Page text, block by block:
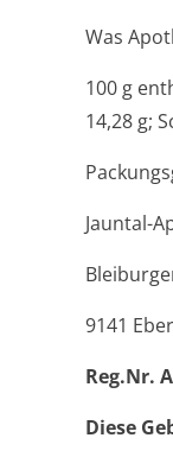
Was
100 g
14,28 g;
Jauntal-
9141
Reg.Nr.
Diese